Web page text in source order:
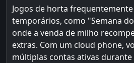
Jogos de horta
temporários, como "Semana
onde a venda de milho
extras. Com um cloud phone,
múltiplas contas ativas durante